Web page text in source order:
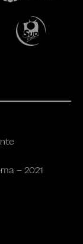
– 2021